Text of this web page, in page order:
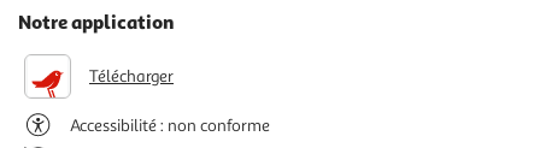
Notre application
Télécharger
Accessibilité : non conforme